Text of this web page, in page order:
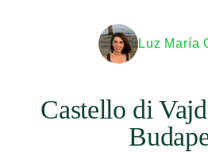
Luz María
Castello di